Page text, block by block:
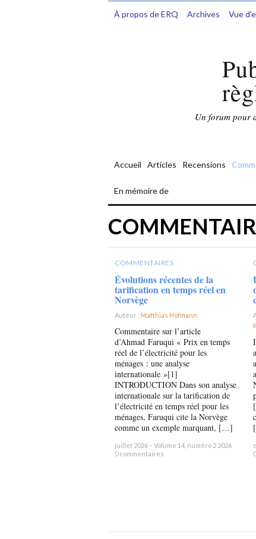
À propos de ERQ Archives Vue
Un forum pour
Accueil Articles Recensions
En mémoire de
COMMENTAIRES
Évolutions récentes de la
tarification en temps réel en
Norvège
Auteur : Matthias Hofmann
Commentaire sur l’article
d’Ahmad Faruqui « Prix en temps
réel de l’électricité pour les
ménages : une analyse
internationale »[1]
INTRODUCTION Dans son analyse
internationale sur la tarification de
l’électricité en temps réel pour les
ménages, Faruqui cite la Norvège
comme un exemple marquant, […]
juillet 2026 – Volume 14, numéro 2 2026
0 commentaires